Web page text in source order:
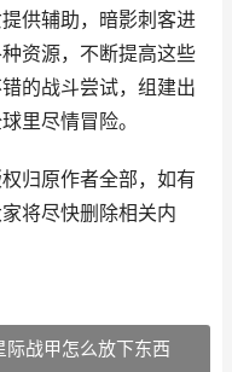
供辅助，暗影刺客进
资源，不断提高这些
的战斗尝试，组建出
里尽情冒险。
归原作者全部，如有
将尽快删除相关内
战甲怎么放下东西